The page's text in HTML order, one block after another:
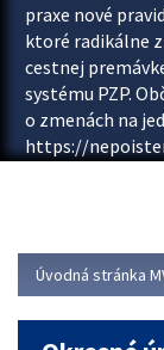
praxe nové
ktoré radikálne
cestnej
systému PZP.
o zmenách na
https://
asociácie
Viac
Úvodná stránka